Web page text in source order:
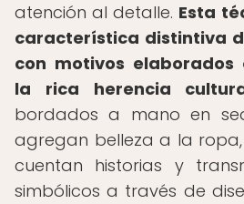
atención al detalle. Esta
característica distintiva
con motivos elaborados
la rica herencia
bordados a mano en
agregan belleza a la
cuentan historias y
simbólicos a través de